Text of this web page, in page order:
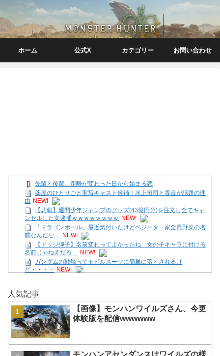
ホーム 公式X カテゴリー お問い合わせ
先輩と後輩、距離が変わった日から始まる恋
薬屋のひとりごと実写キャスト候補！水上恒司と香音が話題の理
由 NEW!
【悲報】週間少年ジャンプのグッズ(43億円分)を注文し全てキャ
ンセルした女逮捕ｗｗｗｗｗｗｗｗ
NEW!
『ドラゴンボール』最近気付いたけどベジータ一家全員野菜の名
前なんだな… NEW!
【ドッジ弾子】名前変わってよかったね 女の子キャラに付ける
名前じゃねえだろ… NEW!
ガンダムの戦艦ってモビルスーツに簡単に落とされるけ
ど・・・・
NEW!
【ガークリ】正統派だけど、デッッッカって感じの水着のマネ、
ラファエ口、セッシュウへの反応！！！
NEW!
【アニメ】『ヤニねこ』の喫煙や覚醒剤の注射シーン、青少年へ
の影響をめぐってBPOで問題視「社会的な問 NEW!
【悲報】週間少年ジャンプのグッズ(43億円分)を注文し全てキャ
ンセルした女逮捕ｗｗｗｗｗｗｗｗ
【テトリス９９/参加型】ほんの30分だけの時間。 NEW!
人気記事
【画像】モンハンワイルズさん、今更
体験版を配信wwwwww
モンハンアセンダンスはワイルズの様